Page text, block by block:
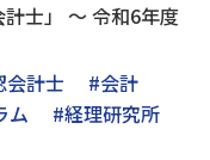
士」 ～ 令和6年度
会計士
#会計
ム
#経理研究所